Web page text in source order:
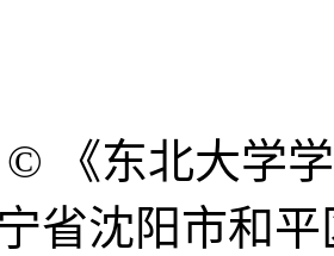
《东北大学
省沈阳市和